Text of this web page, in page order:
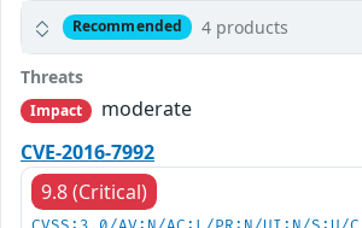
Recommended 4 products
Threats
Impact
moderate
CVE-2016-7992
9.8 (Critical)